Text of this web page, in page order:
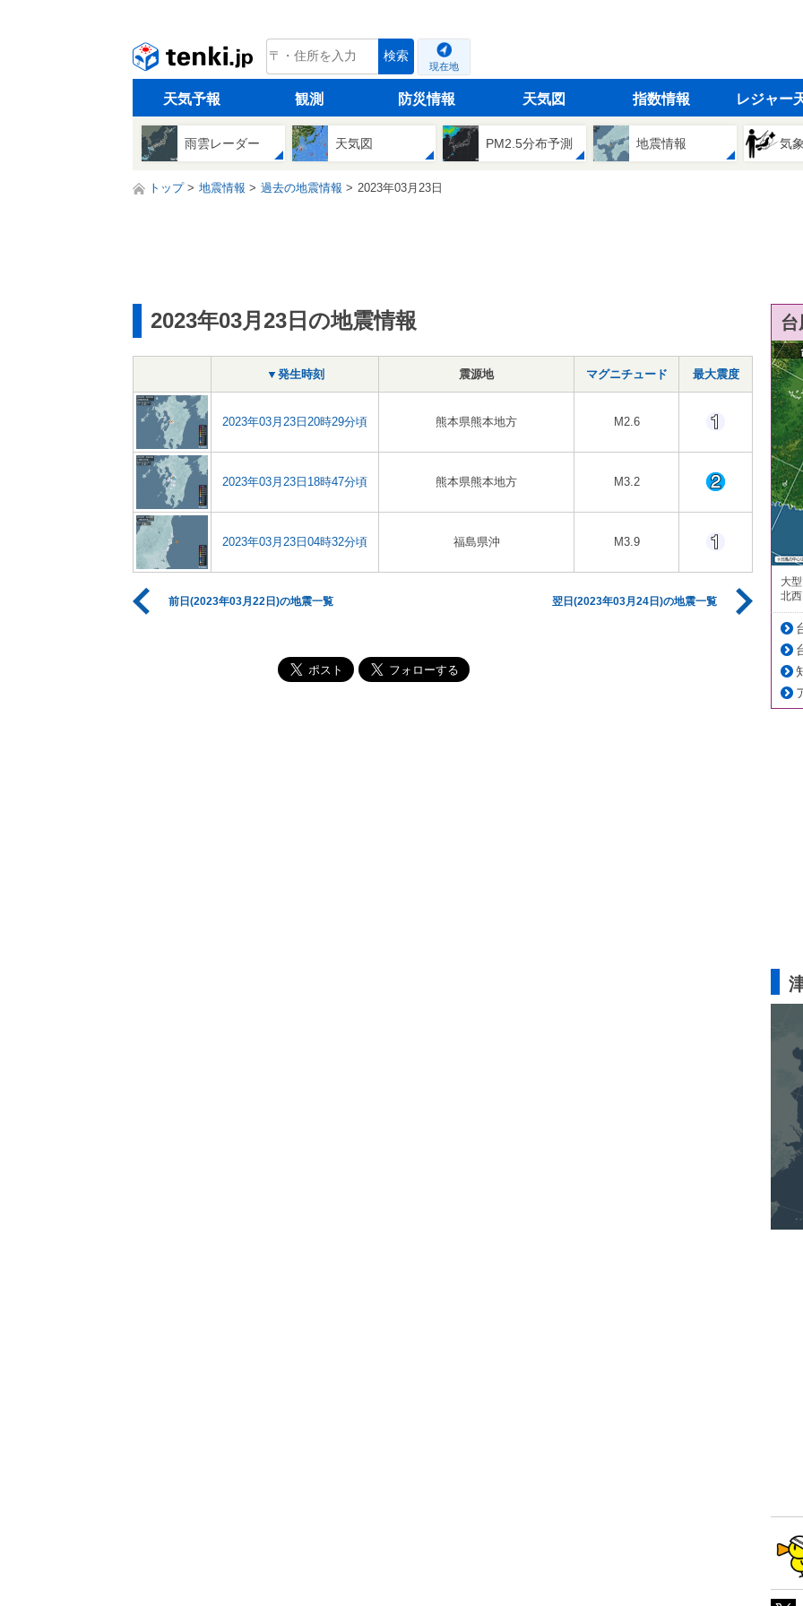
tenki.jp 検索
現在地
天気予報 観測 防災情報 天気図 指数情報 レジャー
雨雲レーダー 天気図 PM2.5分布予測 地震情報 気
トップ 地震情報 過去の地震情報 2023年03月23日
2023年03月23日の地震情報
▼発生時刻 震源地 マグニチュード 最大震度
2023年03月23日20時29分頃 熊本県熊本地方 M2.6
2023年03月23日18時47分頃 熊本県熊本地方 M3.2
2023年03月23日04時32分頃 福島県沖 M3.9
前日(2023年03月22日)の地震一覧 翌日(2023年03月24日)の地震一覧
大
北